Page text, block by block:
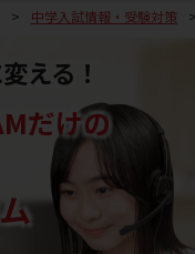
中学入試情報・受験対策
える！
だけの